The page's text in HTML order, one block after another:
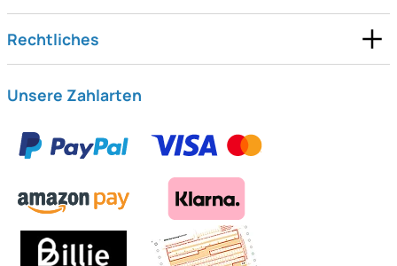
Rechtliches
Unsere Zahlarten